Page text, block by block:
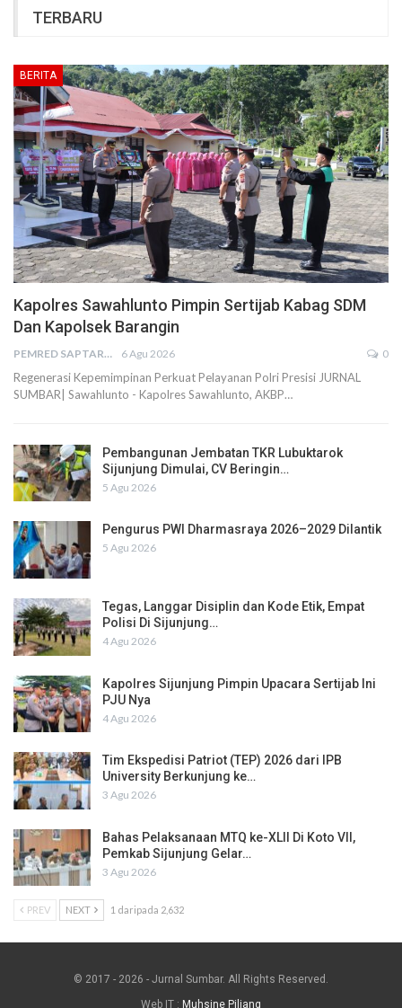
TERBARU
BERITA
Kapolres Sawahlunto Pimpin Sertijab Kabag SDM
Dan Kapolsek Barangin
PEMRED SAPTARIUS 6 Agu 2026 0
Regenerasi Kepemimpinan Perkuat Pelayanan Polri Presisi JURNAL
SUMBAR| Sawahlunto - Kapolres Sawahlunto, AKBP…
Pembangunan Jembatan TKR Lubuktarok
Sijunjung Dimulai, CV Beringin…
5 Agu 2026
Pengurus PWI Dharmasraya 2026–2029 Dilantik
5 Agu 2026
Tegas, Langgar Disiplin dan Kode Etik, Empat
Polisi Di Sijunjung…
4 Agu 2026
Kapolres Sijunjung Pimpin Upacara Sertijab Ini
PJU Nya
4 Agu 2026
Tim Ekspedisi Patriot (TEP) 2026 dari IPB
University Berkunjung ke…
3 Agu 2026
Bahas Pelaksanaan MTQ ke-XLII Di Koto VII,
Pemkab Sijunjung Gelar…
3 Agu 2026
PREV NEXT 1 daripada 2,632
© 2017 - 2026 - Jurnal Sumbar. All Rights Reserved.
Web IT : Muhsine Piliang